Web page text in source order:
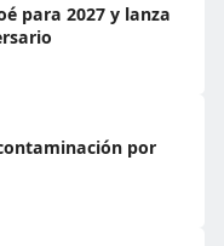
para 2027 y lanza
por